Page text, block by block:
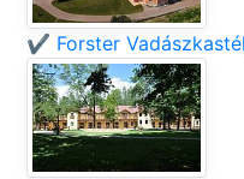
✔️ Forster